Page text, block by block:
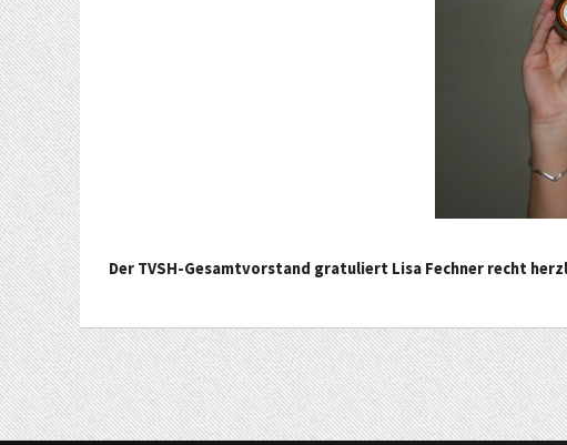
Der TVSH-Gesamtvorstand gratuliert Lisa Fechner recht